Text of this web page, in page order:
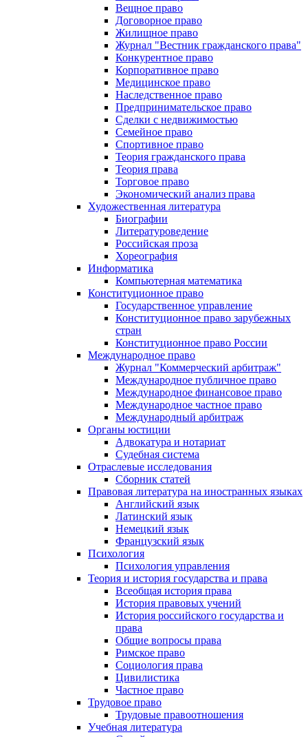
Вещное право
Договорное право
Жилищное право
Журнал "Вестник гражданского права"
Конкурентное право
Корпоративное право
Медицинское право
Наследственное право
Предпринимательское право
Сделки с недвижимостью
Семейное право
Спортивное право
Теория гражданского права
Теория права
Торговое право
Экономический анализ права
Художественная литература
Биографии
Литературоведение
Российская проза
Хореография
Информатика
Компьютерная математика
Конституционное право
Государственное управление
Конституционное право зарубежных
стран
Конституционное право России
Международное право
Журнал "Коммерческий арбитраж"
Международное публичное право
Международное финансовое право
Международное частное право
Международный арбитраж
Органы юстиции
Адвокатура и нотариат
Судебная система
Отраслевые исследования
Сборник статей
Правовая литература на иностранных языках
Английский язык
Латинский язык
Немецкий язык
Французский язык
Психология
Психология управления
Теория и история государства и права
Всеобщая история права
История правовых учений
История российского государства и
права
Общие вопросы права
Римское право
Социология права
Цивилистика
Частное право
Трудовое право
Трудовые правоотношения
Учебная литература